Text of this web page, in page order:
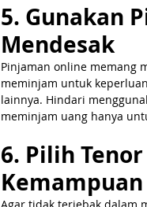
5. Gunakan
Mendesak
Pinjaman online memang
meminjam untuk
lainnya. Hindari
meminjam uang hanya
6. Pilih
Kemampuan
Agar tidak terjebak dalam